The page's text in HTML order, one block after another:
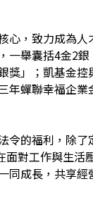
心，致力成為
一舉囊括4金2
獎」；凱基金
年蟬聯幸福企
令的福利，除
對工作與生
同成長，共享經